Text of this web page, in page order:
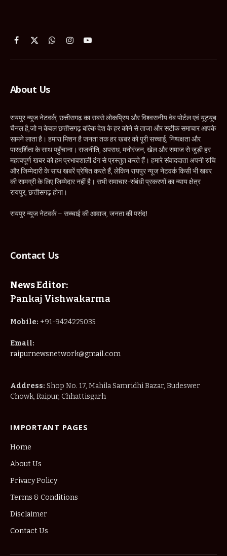
Facebook
X
WhatsApp
InstagramYouTube
About Us
रायपुर न्यूज नेटवर्क, छत्तीसगढ़ का सबसे लोकप्रिय और विश्वसनीय वेब पोर्टल एवं यूट्यूब
चैनल है,जो न केवल छत्तीसगढ़ बल्कि देश के हर कोने से ताजा और सटीक समाचार आपके
सामने लाता है। हमारा मिशन है जनता तक हर खबर को पूरी सच्चाई, निष्पक्षता और
पारदर्शिता के साथ पहुँचाना। राजनीति, अपराध, मनोरंजन, खेल और समाज से जुड़ी हर
महत्वपूर्ण खबर को हम प्रभावशाली ढंग से प्रस्तुत करते हैं। हमारे संवाददाता अपनी रुचि
और जिम्मेदारी के साथ खबरें प्रेषित करते हैं, लेकिन रायपुर न्यूज नेटवर्क किसी भी खबर
की सामग्री के लिए जिम्मेदार नहीं है। सभी समाचार-संबंधी प्रकरणों का न्याय क्षेत्र
रायपुर, छत्तीसगढ़ होगा।
रायपुर न्यूज नेटवर्क – सच्चाई की आवाज, जनता की पसंद!
Contact Us
News Editor:
Pankaj Vishwakarma
Mobile: +91-9424225035
Email:
raipurnewsnetwork@gmail.com
Address: Shop No. 17, Mahila Samridhi Bazar, Budeswer
Chowk, Raipur, Chhattisgarh
IMPORTANT PAGES
Home
About Us
Privacy Policy
Terms & Conditions
Disclaimer
Contact Us